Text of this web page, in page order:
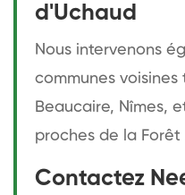
d'Uchaud
Nous intervenons
communes voisines
Beaucaire, Nîmes,
proches de la Forêt
Contactez